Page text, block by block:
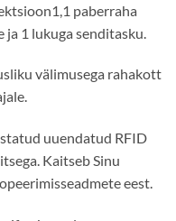
paberraha
1 lukuga senditasku.
välimusega rahakott
uuendatud RFID
Kaitseb Sinu
eest.